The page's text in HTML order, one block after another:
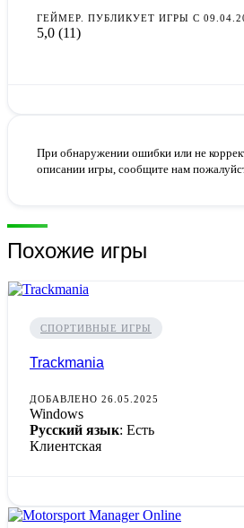
ГЕЙМЕР. ПУБЛИКУЕТ ИГРЫ С
5,0 (11)
При обнаружении ошибки или не
описании игры, сообщите нам
Похожие игры
СПОРТИВНЫЕ ИГРЫ
Trackmania
ДОБАВЛЕНО 26.05.2025
Windows
Русский язык: Есть
Клиентская